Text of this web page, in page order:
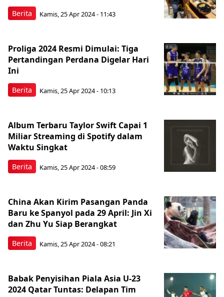
Berita Kamis, 25 Apr 2024 - 11:43
Berita
Proliga 2024 Resmi Dimulai: Tiga
Pertandingan Perdana Digelar Hari
Ini
Kamis, 25 Apr 2024 - 10:13
Berita
Album Terbaru Taylor Swift Capai 1
Miliar Streaming di Spotify dalam
Waktu Singkat
Kamis, 25 Apr 2024 - 08:59
Berita
China Akan Kirim Pasangan Panda
Baru ke Spanyol pada 29 April: Jin Xi
dan Zhu Yu Siap Berangkat
Kamis, 25 Apr 2024 - 08:21
Babak Penyisihan Piala Asia U-23
2024 Qatar Tuntas: Delapan Tim